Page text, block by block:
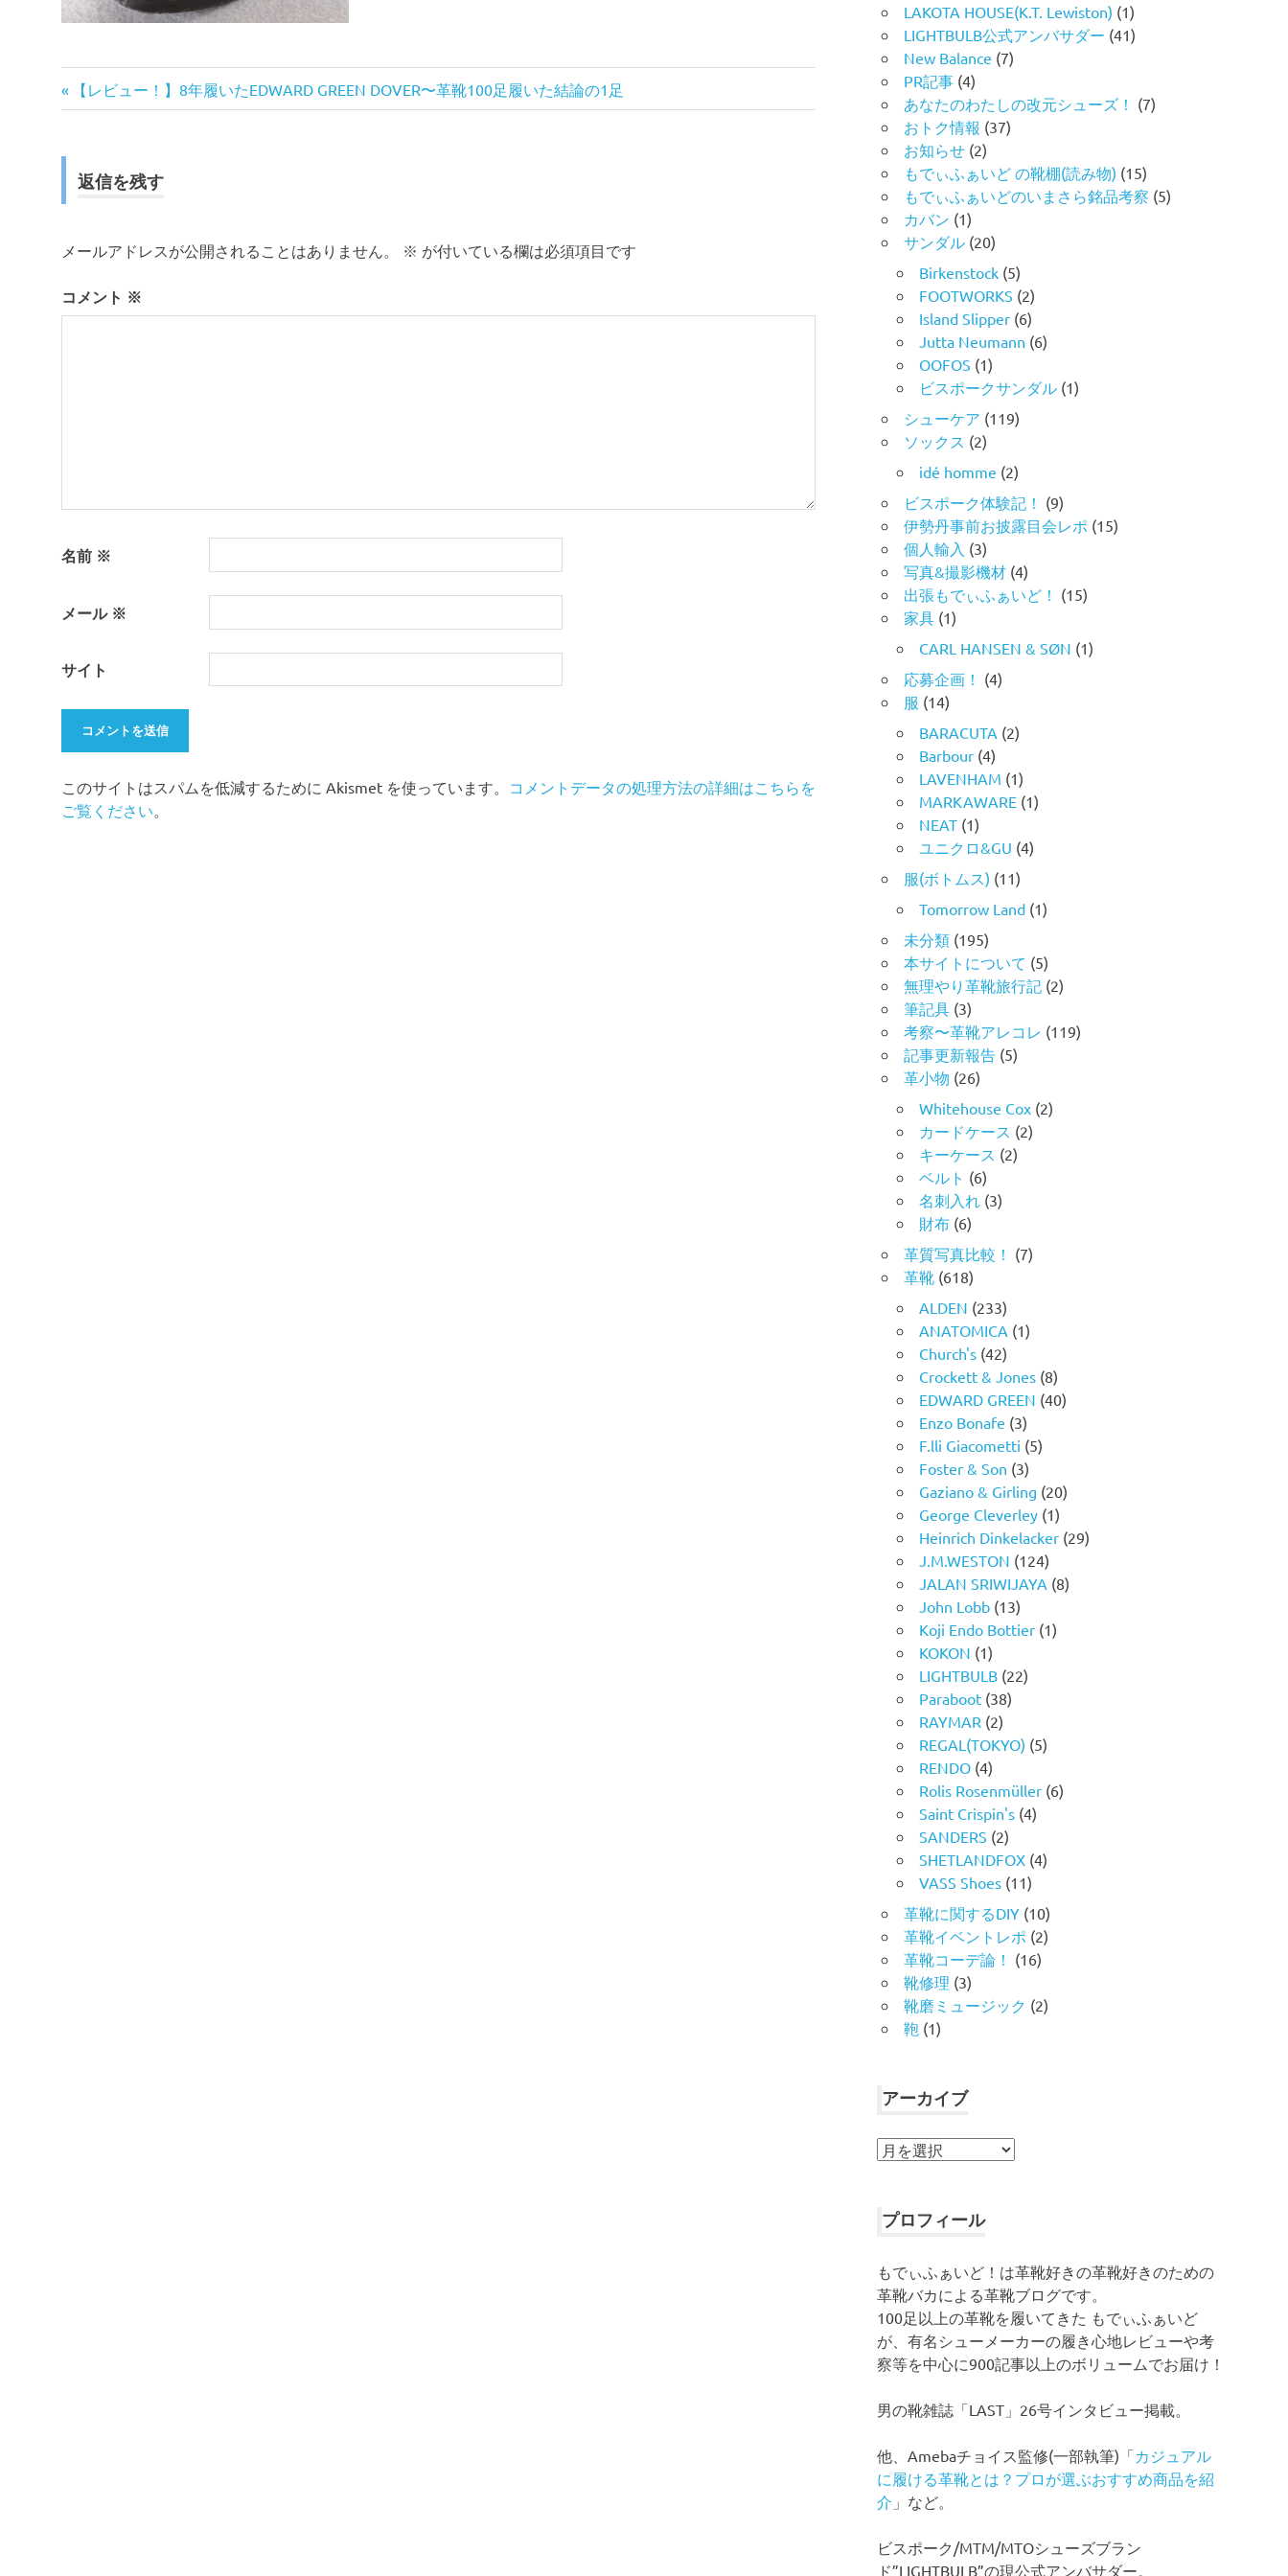
投
ナ
ゲ
ー
前
の
【レビュー！】8年履いたEDWARD GREEN DOVER〜革靴100足履いた結論の1足
返信を残す
メールアドレスが公開されることはありません。 ※ が付いている欄は必須項目です
コメント ※
名前 ※
メール ※
サイト
このサイトはスパムを低減するために Akismet を使っています。 コメントデータの処理方法の詳細はこちらを
ご覧ください。
LAKOTA HOUSE(K.T. Lewiston) (1)
LIGHTBULB公式アンバサダー (41)
New Balance (7)
PR記事 (4)
あなたのわたしの改元シューズ！ (7)
おトク情報 (37)
お知らせ (2)
もでぃふぁいど の靴棚(読み物) (15)
もでぃふぁいどのいまさら銘品考察 (5)
カバン (1)
サンダル (20)
Birkenstock (5)
FOOTWORKS (2)
Island Slipper (6)
Jutta Neumann (6)
OOFOS (1)
ビスポークサンダル (1)
シューケア (119)
ソックス (2)
idé homme (2)
ビスポーク体験記！ (9)
伊勢丹事前お披露目会レポ (15)
個人輸入 (3)
写真&撮影機材 (4)
出張もでぃふぁいど！ (15)
家具 (1)
CARL HANSEN & SØN (1)
応募企画！ (4)
服 (14)
BARACUTA (2)
Barbour (4)
LAVENHAM (1)
MARKAWARE (1)
NEAT (1)
ユニクロ&GU (4)
服(ボトムス) (11)
Tomorrow Land (1)
未分類 (195)
本サイトについて (5)
無理やり革靴旅行記 (2)
筆記具 (3)
考察〜革靴アレコレ (119)
記事更新報告 (5)
革小物 (26)
Whitehouse Cox (2)
カードケース (2)
キーケース (2)
ベルト (6)
名刺入れ (3)
財布 (6)
革質写真比較！ (7)
革靴 (618)
ALDEN (233)
ANATOMICA (1)
Church's (42)
Crockett & Jones (8)
EDWARD GREEN (40)
Enzo Bonafe (3)
F.lli Giacometti (5)
Foster & Son (3)
Gaziano & Girling (20)
George Cleverley (1)
Heinrich Dinkelacker (29)
J.M.WESTON (124)
JALAN SRIWIJAYA (8)
John Lobb (13)
Koji Endo Bottier (1)
KOKON (1)
LIGHTBULB (22)
Paraboot (38)
RAYMAR (2)
REGAL(TOKYO) (5)
RENDO (4)
Rolis Rosenmüller (6)
Saint Crispin's (4)
SANDERS (2)
SHETLANDFOX (4)
VASS Shoes (11)
革靴に関するDIY (10)
革靴イベントレポ (2)
革靴コーデ論！ (16)
靴修理 (3)
靴磨ミュージック (2)
鞄 (1)
アーカイブ
ア
イ
プロフィール
もでぃふぁいど！は革靴好きの革靴好きのための
革靴バカによる革靴ブログです。
100足以上の革靴を履いてきた もでぃふぁいど
が、有名シューメーカーの履き心地レビューや考
察等を中心に900記事以上のボリュームでお届け！
男の靴雑誌「LAST」26号インタビュー掲載。
他、Amebaチョイス監修(一部執筆)「カジュアル
に履ける革靴とは？プロが選ぶおすすめ商品を紹
介 」など。
ビスポーク/MTM/MTOシューズブラン
ド”LIGHTBULB”の現公式アンバサダー。